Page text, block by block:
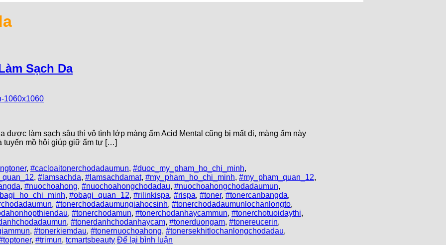
Sạch Da
làm sạch sâu thì vô tình lớp màng ẩm Acid Mental cũng bị mất đi, màng ẩm này
tuyến mồ hôi giúp giữ ẩm tự […]
, #cacloaitonerchodadaumun, #duoc_my_pham_ho_chi_minh,
, #lamsachda, #lamsachdamat, #my_pham_ho_chi_minh, #my_pham_quan_12,
, #nuochoahong, #nuochoahongchodadau, #nuochoahongchodadaumun,
, #obagi_quan_12, #rilinkispa, #rispa, #toner, #tonercanbangda,
, #tonerchodadaumungiahocsinh, #tonerchodadaumunlochanlongto,
, #tonerchodamun, #tonerchodanhaycammun, #tonerchotuoidaythi,
, #tonerdanhchodanhaycam, #tonerduongam, #tonereucerin,
, #tonerkiemdau, #tonernuochoahong, #tonersekhitlochanlongchodadau,
, #trimun, tcmartsbeauty Để lại bình luận